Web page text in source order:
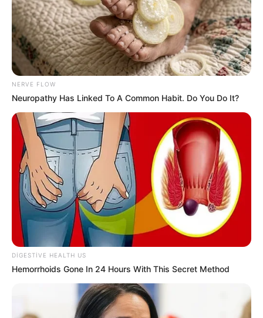
50 0 0
19:37 / 06 Avqust 2026 CƏMİYYƏT
Nazirlik küləklə bağlı XƏBƏRDARLIQ
ETDİ -Dənizə GİRMƏYİN
NERVE FLOW
Neuropathy Has Linked To A Common Habit. Do You Do It?
DIGESTIVE HEALTH US
Hemorrhoids Gone In 24 Hours With This Secret Method